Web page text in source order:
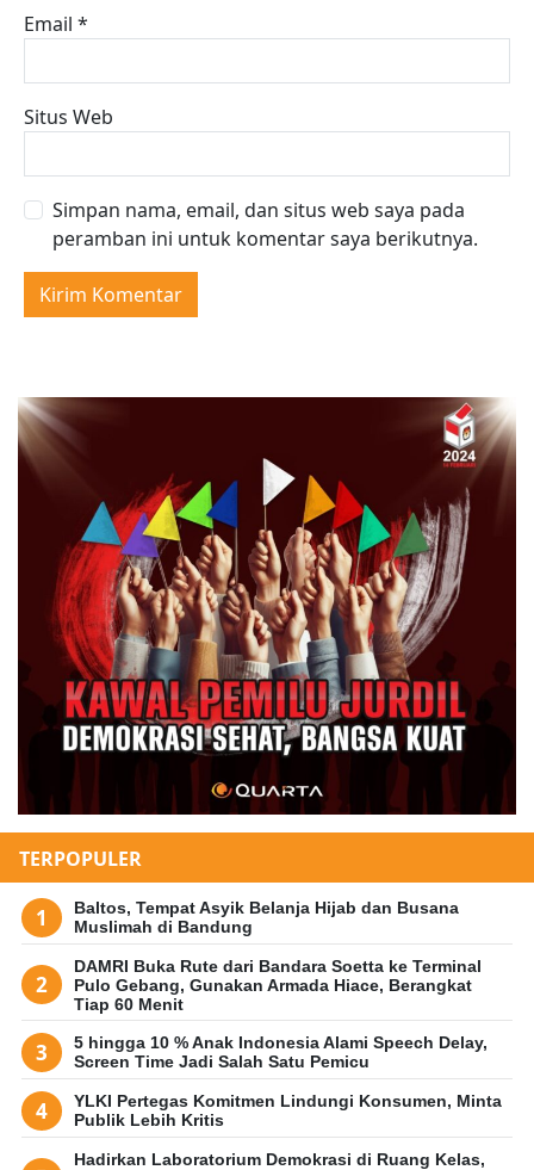
Email *
Situs Web
Simpan nama, email, dan situs web saya pada
peramban ini untuk komentar saya berikutnya.
TERPOPULER
Baltos, Tempat Asyik Belanja Hijab dan Busana
Muslimah di Bandung
DAMRI Buka Rute dari Bandara Soetta ke Terminal
Pulo Gebang, Gunakan Armada Hiace, Berangkat
Tiap 60 Menit
5 hingga 10 % Anak Indonesia Alami Speech Delay,
Screen Time Jadi Salah Satu Pemicu
YLKI Pertegas Komitmen Lindungi Konsumen, Minta
Publik Lebih Kritis
Hadirkan Laboratorium Demokrasi di Ruang Kelas,